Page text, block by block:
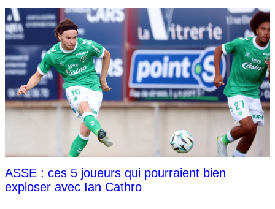
ASSE : ces 5 joueurs qui pourraient bien
exploser avec Ian Cathro